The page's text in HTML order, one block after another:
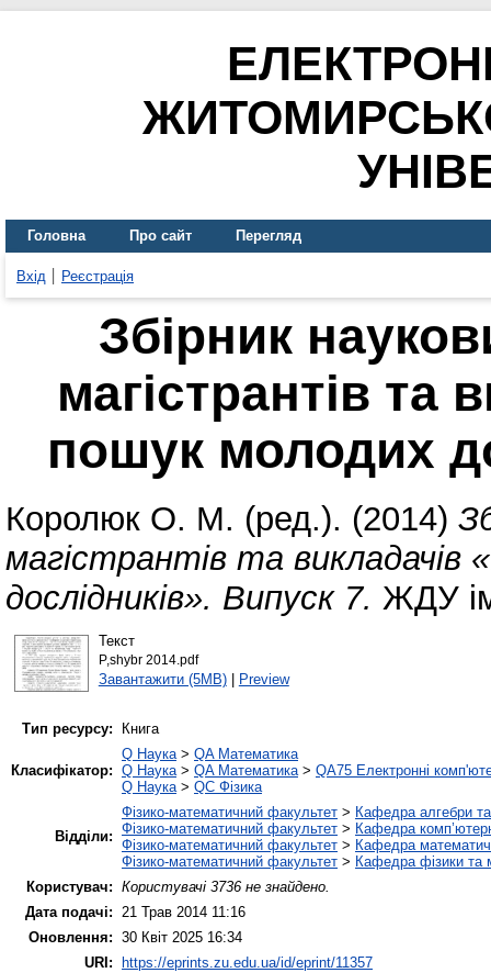
Головна Про сайт Перегляд
Вхід Реєстрація
Збірник
магістрантів та
пошук молодих
Королюк О. М. (ред.). (2014)
магістрантів та викладачів
дослідників». Випуск 7. ЖДУ
Текст
P,shybr 2014.pdf
Завантажити (5MB)| Preview
Тип ресурсу: Книга
Класифікатор:
Q Наука> QA Математика
Q Наука> QA Математика> QA75 Електронні
Q Наука> QC Фізика
Відділи:
Фізико-математичний факультет > Кафедра алгебри та
Фізико-математичний факультет > Кафедра
Фізико-математичний факультет > Кафедра
Фізико-математичний факультет > Кафедра фізики та
Користувач: Користувачі 3736 не знайдено.
Дата подачі: 21 Трав 2014 11:16
Оновлення: 30 Квіт 2025 16:34
URI:
https://eprints.zu.edu.ua/id/eprint/11357